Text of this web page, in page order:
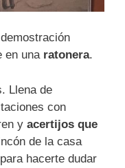
en una ratonera.
Llena de
con
y acertijos que
de la casa
hacerte dudar